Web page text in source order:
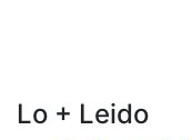
Lo + Leido